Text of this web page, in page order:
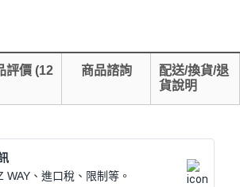
評價 (12
商品諮詢
配送/換貨/退
貨說明
WAY、進口稅、限制等。